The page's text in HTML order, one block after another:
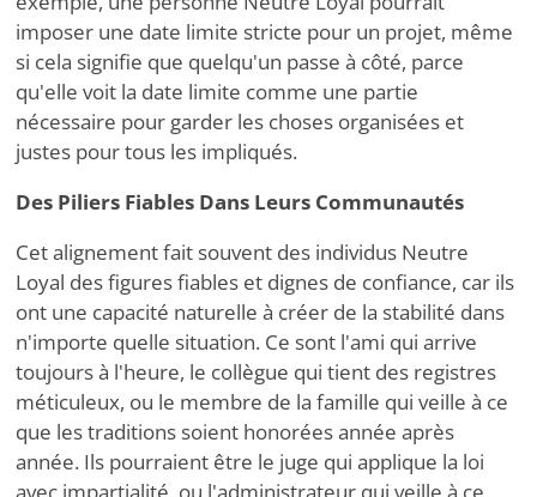
imposer une date limite stricte pour un projet, même
si cela signifie que quelqu'un passe à côté, parce
qu'elle voit la date limite comme une partie
nécessaire pour garder les choses organisées et
justes pour tous les impliqués.
Des Piliers Fiables Dans Leurs Communautés
Cet alignement fait souvent des individus Neutre
Loyal des figures fiables et dignes de confiance, car ils
ont une capacité naturelle à créer de la stabilité dans
n'importe quelle situation. Ce sont l'ami qui arrive
toujours à l'heure, le collègue qui tient des registres
méticuleux, ou le membre de la famille qui veille à ce
que les traditions soient honorées année après
année. Ils pourraient être le juge qui applique la loi